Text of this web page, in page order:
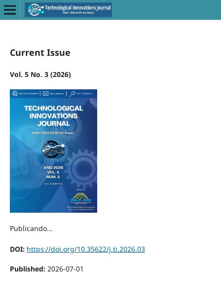
Current Issue
Vol. 5 No. 3 (2026)
Publicando...
DOI: https://doi.org/10.35622/j.ti.2026.03
Published: 2026-07-01